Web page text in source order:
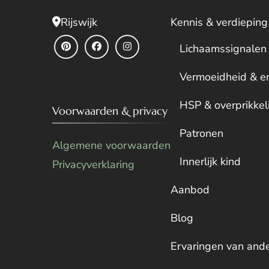
Rijswijk
Voorwaarden & privacy
Algemene voorwaarden
Privacyverklaring
Kennis & verdieping
Lichaamssignalen
Vermoeidheid &
HSP &
Patronen
Innerlijk kind
Aanbod
Blog
Ervaringen van